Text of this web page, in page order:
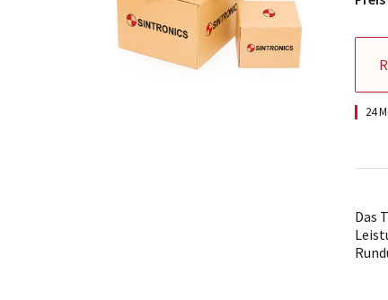
24
Das